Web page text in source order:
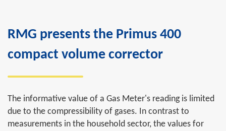
RMG presents the Primus 400
compact volume corrector
The informative value of a Gas Meter's reading is limited
due to the compressibility of gases. In contrast to
measurements in the household sector, the values for